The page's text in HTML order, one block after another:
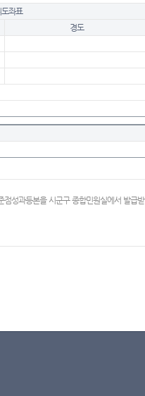
도좌표
경도
성과등본을 시군구 종합민원실에서 발급받